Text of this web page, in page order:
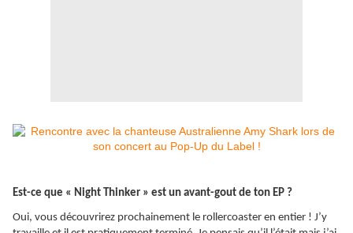
Est-ce que « Night Thinker » est un avant-gout de ton EP ?
Oui, vous découvrirez prochainement le rollercoaster en entier ! J’y